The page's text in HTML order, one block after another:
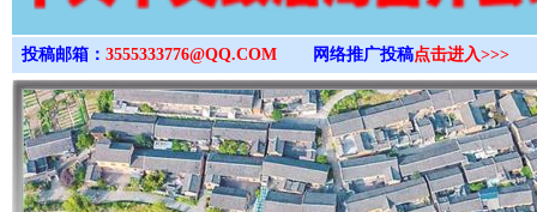
投稿邮箱： 3555333776@QQ.COM 网络推广投稿点击进入>>>